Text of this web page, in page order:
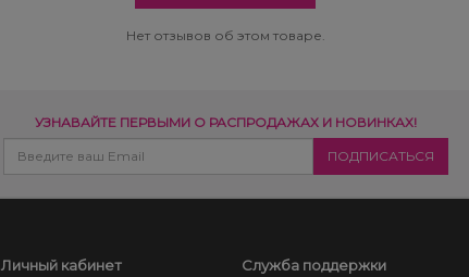
Нет отзывов об этом товаре.
УЗНАВАЙТЕ ПЕРВЫМИ О РАСПРОДАЖАХ И НОВИНКАХ!
Личный кабинет Служба поддержки